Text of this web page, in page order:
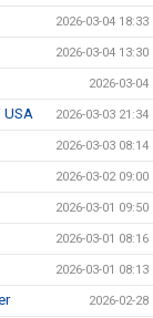
2026-03-04 18:33
2026-03-04 13:30
2026-03-04
USA 2026-03-03 21:34
2026-03-03 08:14
2026-03-02 09:00
2026-03-01 09:50
2026-03-01 08:16
2026-03-01 08:13
2026-02-28